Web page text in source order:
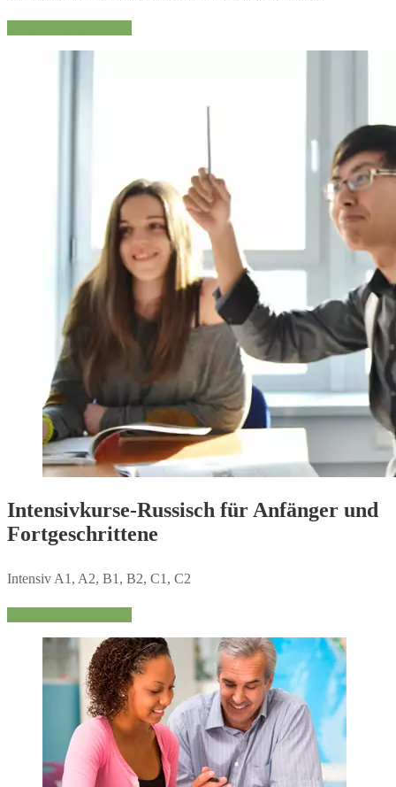
Intensivkurse-Russisch für Anfänger und
Fortgeschrittene
Intensiv A1, A2, B1, B2, C1, C2